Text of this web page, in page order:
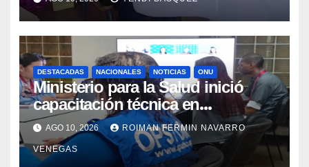
Inmunización»
DESTACADAS NACIONALES NOTICIAS ONU
Ministerio para la Salud inició
capacitación técnica en
Inteligencia Epidémica junto a la
Organización Panamericana de la
Salud
AGO 10, 2026 ROIMAN FERMIN NAVARRO
VENEGAS